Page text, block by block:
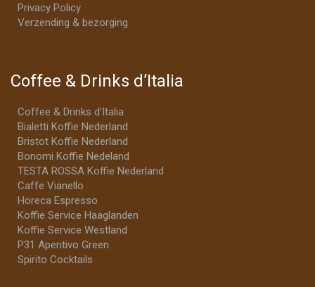
Privacy Policy
Verzending & bezorging
Coffee & Drinks d’Italia
Coffee & Drinks d’Italia
Bialetti Koffie Nederland
Bristot Koffie Nederland
Bonomi Koffie Nedeland
TESTA ROSSA Koffie Nederland
Caffe Vianello
Horeca Espresso
Koffie Service Haaglanden
Koffie Service Westland
P31 Aperitivo Green
Spirito Cocktails